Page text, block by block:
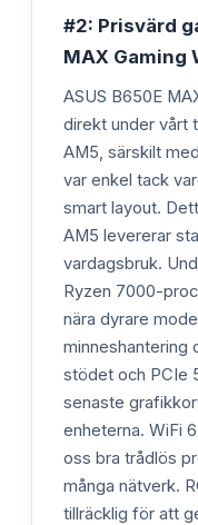
#2: Prisvärd
MAX Gaming
ASUS B650E
direkt under vårt
AM5, särskilt
var enkel tack
smart layout.
AM5 levererar
vardagsbruk.
Ryzen 7000-
nära dyrare
minneshantering
stödet och PCIe
senaste
enheterna. WiFi
oss bra trådlös
många nätverk.
tillräcklig för att